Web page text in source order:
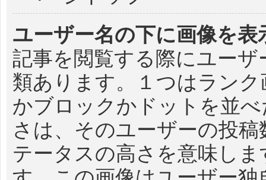
ユーザー名の下に画像を
記事を閲覧する際にユー
類あります。１つはラン
かブロックかドットを並
さは、そのユーザーの投
テータスの高さを意味し